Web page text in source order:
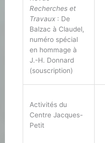
Recherches et
Travaux : De
Balzac à Claudel,
numéro spécial
en hommage à
J.-H. Donnard
(souscription)
Activités du
Centre Jacques-
Petit